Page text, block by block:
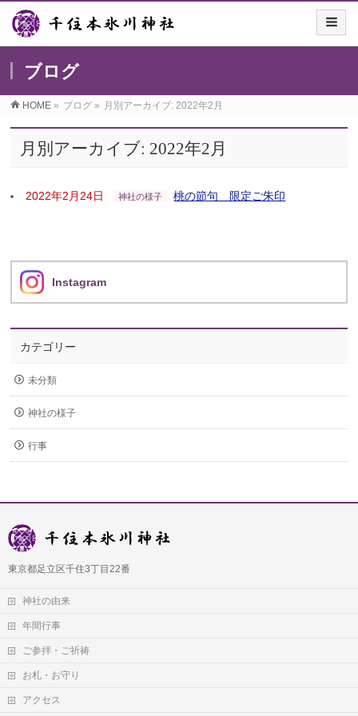
ブログ
HOME » ブログ » 月別アーカイブ: 2022年2月
月別アーカイブ: 2022年2月
2022年2月24日 神社の様子 桃の節句 限定ご朱印
Instagram
カテゴリー
未分類
神社の様子
行事
東京都足立区千住3丁目22番
神社の由来
年間行事
ご参拝・ご祈祷
お札・お守り
アクセス